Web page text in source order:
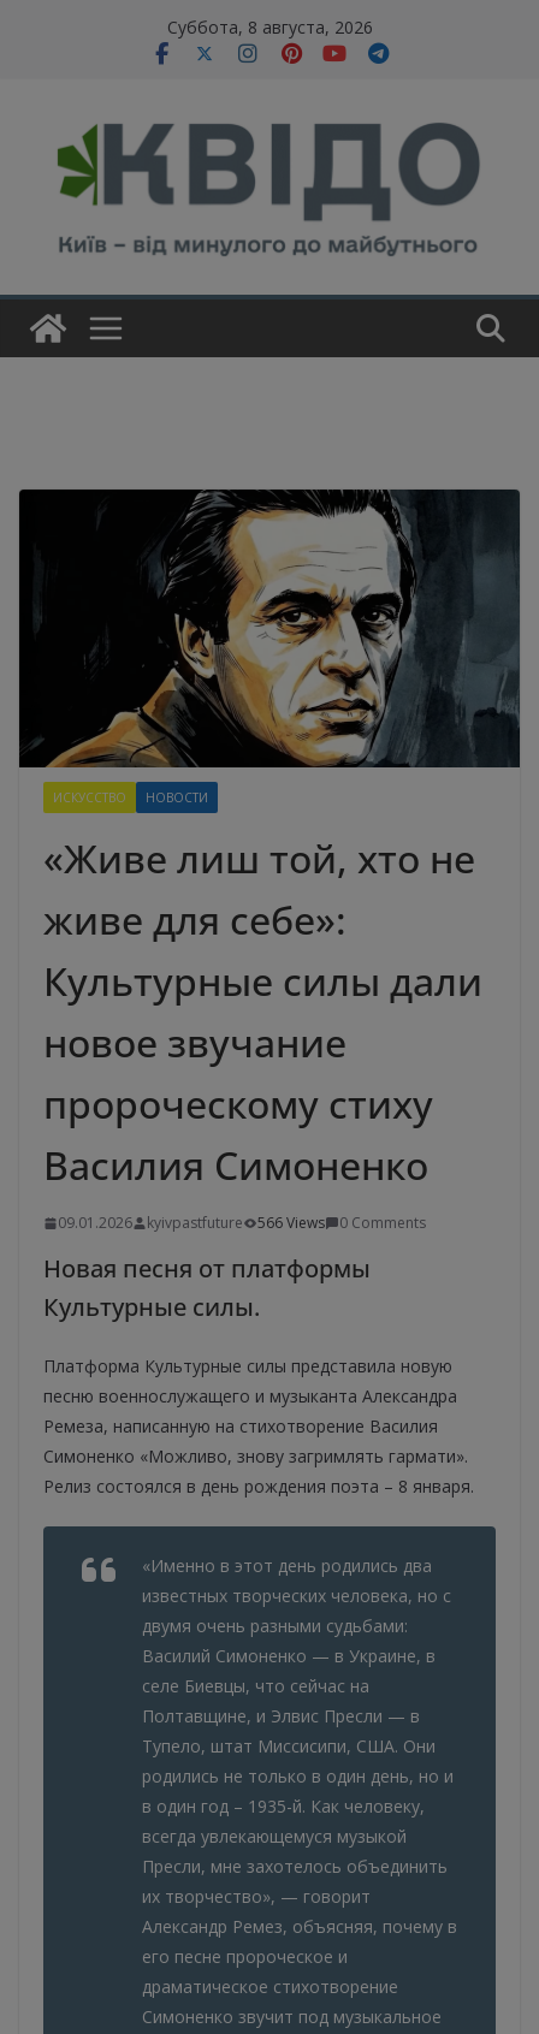
Суббота, 8 августа, 2026
ИСКУССТВО НОВОСТИ
«Живе лиш той, хто не
живе для себе»:
Культурные силы дали
новое звучание
пророческому стиху
Василия Симоненко
09.01.2026 kyivpastfuture 566 Views 0 Comments
Новая песня от платформы
Культурные силы.
Платформа Культурные силы представила новую
песню военнослужащего и музыканта Александра
Ремеза, написанную на стихотворение Василия
Симоненко «Можливо, знову загримлять гармати».
Релиз состоялся в день рождения поэта – 8 января.
«Именно в этот день родились два
известных творческих человека, но с
двумя очень разными судьбами:
Василий Симоненко — в Украине, в
селе Биевцы, что сейчас на
Полтавщине, и Элвис Пресли — в
Тупело, штат Миссисипи, США. Они
родились не только в один день, но и
в один год – 1935-й. Как человеку,
всегда увлекающемуся музыкой
Пресли, мне захотелось объединить
их творчество», — говорит
Александр Ремез, объясняя, почему в
его песне пророческое и
драматическое стихотворение
Симоненко звучит под музыкальное
modal-check